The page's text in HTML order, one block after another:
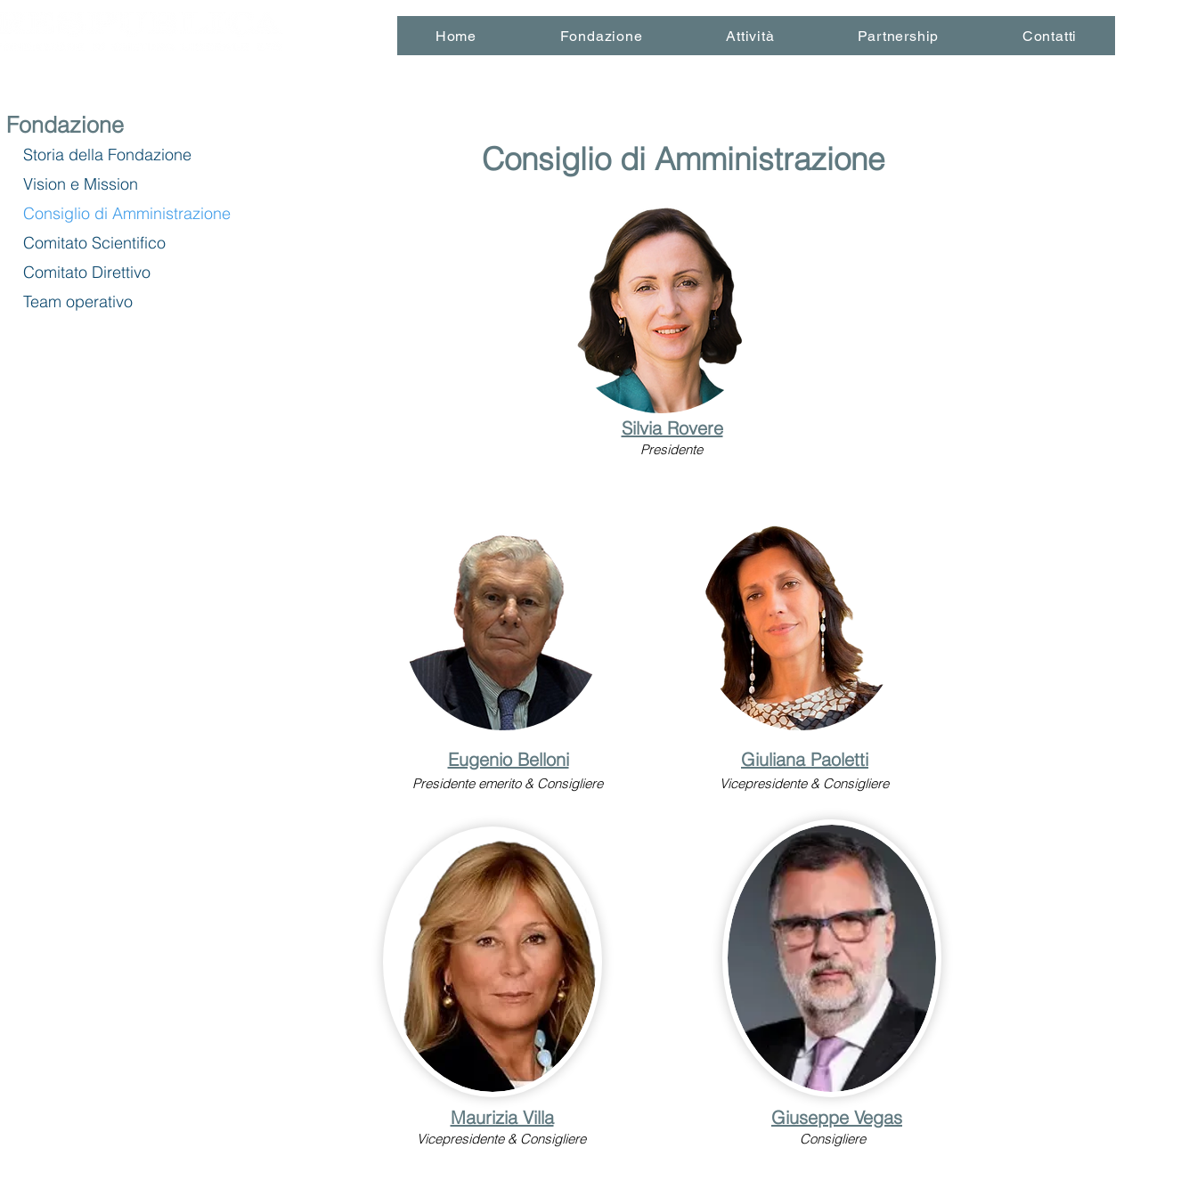
Home Fondazione Attività Partnership Contatti
Fondazione
Storia della Fondazione
Vision e Mission
Consiglio di Amministrazione
Comitato Scientifico
Comitato Direttivo
Team operativo
Consiglio di Amministrazione
Silvia Rovere
Presidente
Eugenio Belloni
Presidente emerito & Consigliere
Giuliana Paoletti
Vicepresidente & Consigliere
Maurizia Villa
Vicepresidente & Consigliere
Giuseppe Vegas
Consigliere